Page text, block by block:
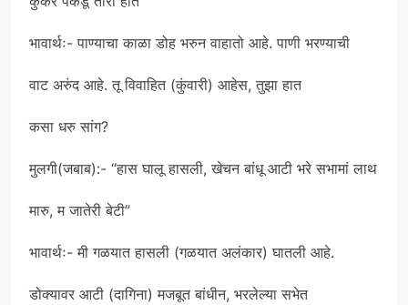
भावार्थः- पाण्याचा काळा डोह भरुन वाहातो आहे. पाणी भरण्याची
वाट अरुंद आहे. तू विवाहित (कुंवारी) आहेस, तुझा हात
कसा धरु सांग?
मुलगी(जबाब):- “हास घालू हासली, खेचन बांधू आटी भरे सभामां लाथ
मारु, म जातेरी बेटी”
भावार्थः- मी गळयात हासली (गळयात अलंकार) घातली आहे.
डोक्यावर आटी (दागिना) मजबूत बांधीन, भरलेल्या सभेत